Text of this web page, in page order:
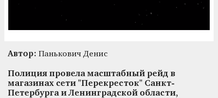
Автор: Панькович Денис
Полиция провела масштабный рейд в
магазинах сети "Перекресток" Санкт-
Петербурга и Ленинградской области,